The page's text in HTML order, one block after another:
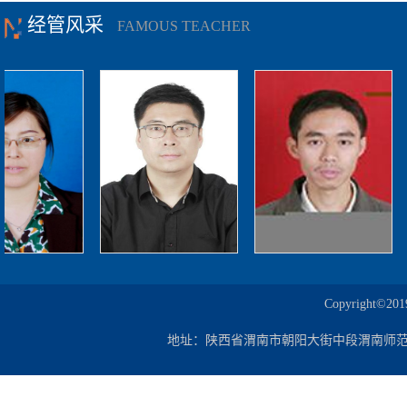
经管风采 FAMOUS TEACHER
地址：陕西省渭南市朝阳大街中段渭南师